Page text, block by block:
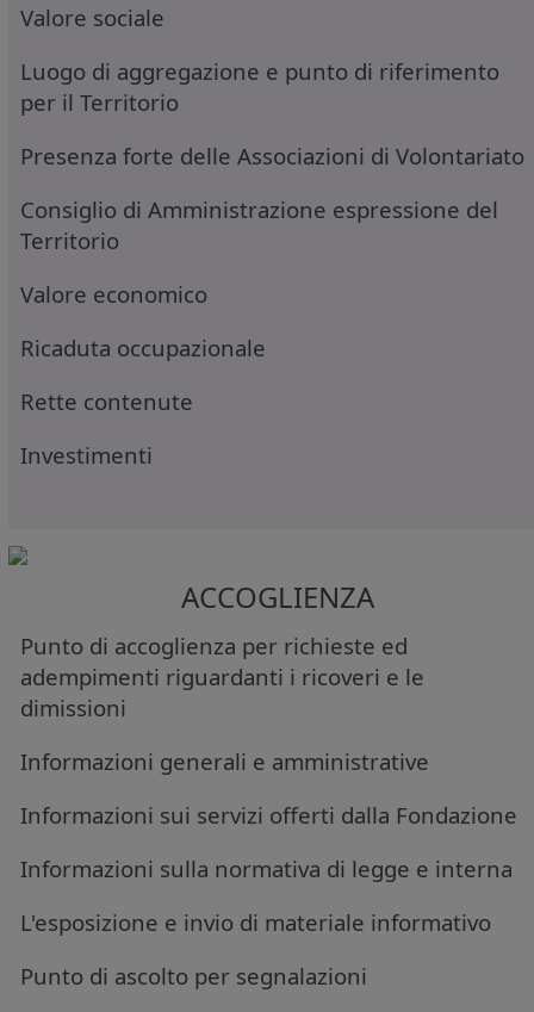
Valore sociale
Luogo di aggregazione e punto di riferimento
per il Territorio
Presenza forte delle Associazioni di Volontariato
Consiglio di Amministrazione espressione del
Territorio
Valore economico
Ricaduta occupazionale
Rette contenute
Investimenti
ACCOGLIENZA
Punto di accoglienza per richieste ed
adempimenti riguardanti i ricoveri e le
dimissioni
Informazioni generali e amministrative
Informazioni sui servizi offerti dalla Fondazione
Informazioni sulla normativa di legge e interna
L'esposizione e invio di materiale informativo
Punto di ascolto per segnalazioni